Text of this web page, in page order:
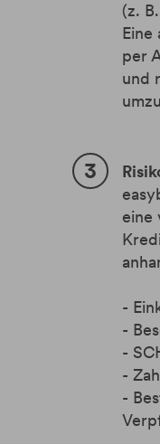
(z.
Eine
per
und
eine
-
-
-
-
-